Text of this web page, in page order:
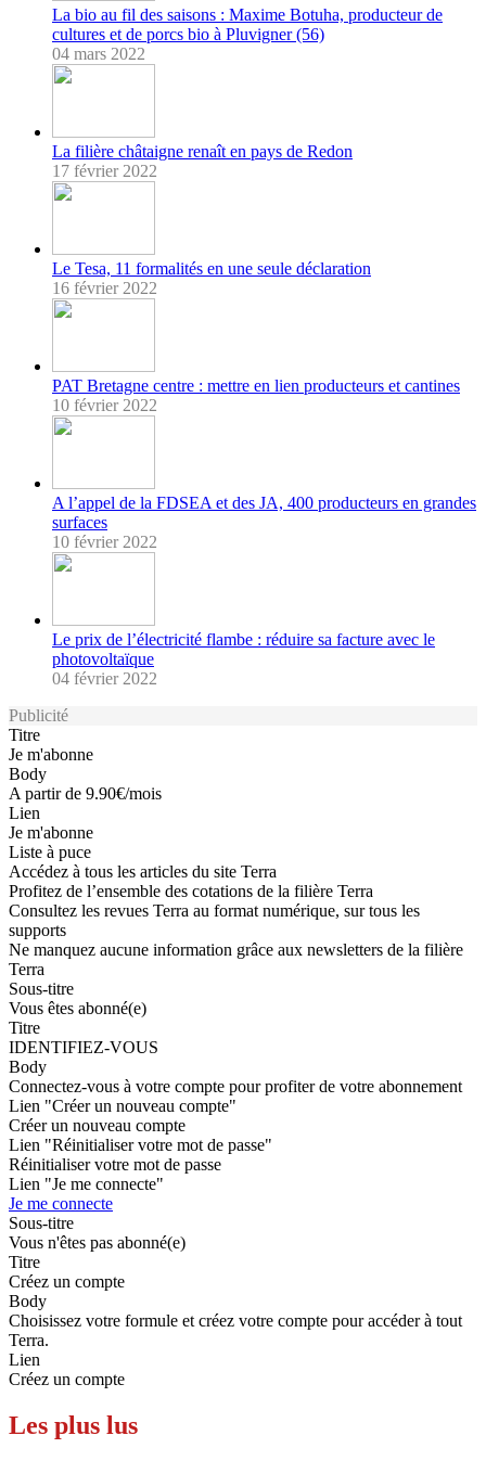
La bio au fil des saisons : Maxime Botuha, producteur de
cultures et de porcs bio à Pluvigner (56)
04 mars 2022
La filière châtaigne renaît en pays de Redon
17 février 2022
Le Tesa, 11 formalités en une seule déclaration
16 février 2022
PAT Bretagne centre : mettre en lien producteurs et cantines
10 février 2022
A l’appel de la FDSEA et des JA, 400 producteurs en grandes
surfaces
10 février 2022
Le prix de l’électricité flambe : réduire sa facture avec le
photovoltaïque
04 février 2022
Publicité
Titre
Je m'abonne
Body
A partir de 9.90€/mois
Lien
Je m'abonne
Liste à puce
Accédez à tous les articles du site Terra
Profitez de l’ensemble des cotations de la filière Terra
Consultez les revues Terra au format numérique, sur tous les
supports
Ne manquez aucune information grâce aux newsletters de la filière
Terra
Sous-titre
Vous êtes abonné(e)
Titre
IDENTIFIEZ-VOUS
Body
Connectez-vous à votre compte pour profiter de votre abonnement
Lien "Créer un nouveau compte"
Créer un nouveau compte
Lien "Réinitialiser votre mot de passe"
Réinitialiser votre mot de passe
Lien "Je me connecte"
Je me connecte
Sous-titre
Vous n'êtes pas abonné(e)
Titre
Créez un compte
Body
Choisissez votre formule et créez votre compte pour accéder à tout
Terra.
Lien
Créez un compte
Les plus lus